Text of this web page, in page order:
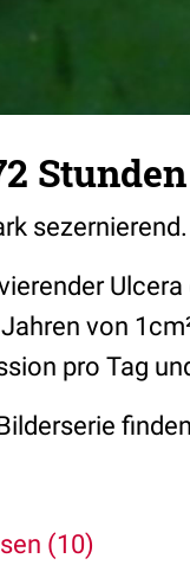
Stunden
sezernierend.
von
pro Tag
(10)